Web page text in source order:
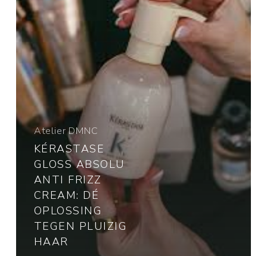
Cream:
dé
oplossing
tegen
pluizig
haar
Atelier DMNC
KÉRASTASE
GLOSS ABSOLU
ANTI FRIZZ
CREAM: DÉ
OPLOSSING
TEGEN PLUIZIG
HAAR